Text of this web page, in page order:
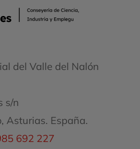
del Valle del Nalón
s/n
Asturias. España.
692 227